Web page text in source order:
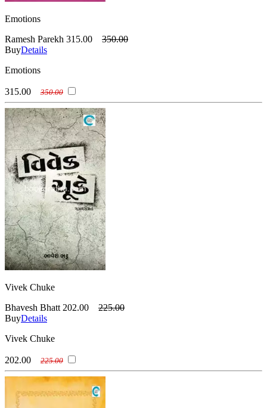
Emotions
Ramesh Parekh 315.00
350.00
BuyDetails
Emotions
315.00 350.00
Vivek Chuke
Bhavesh Bhatt 202.00
225.00
BuyDetails
Vivek Chuke
202.00 225.00